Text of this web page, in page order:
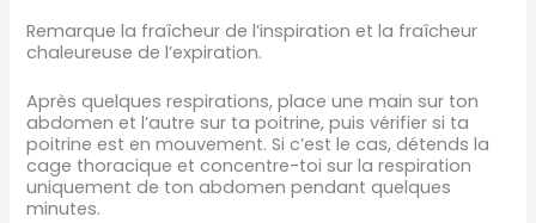
Remarque la fraîcheur de l’inspiration et la fraîcheur
chaleureuse de l’expiration.
Après quelques respirations, place une main sur ton
abdomen et l’autre sur ta poitrine, puis vérifier si ta
poitrine est en mouvement. Si c’est le cas, détends la
cage thoracique et concentre-toi sur la respiration
uniquement de ton abdomen pendant quelques
minutes.